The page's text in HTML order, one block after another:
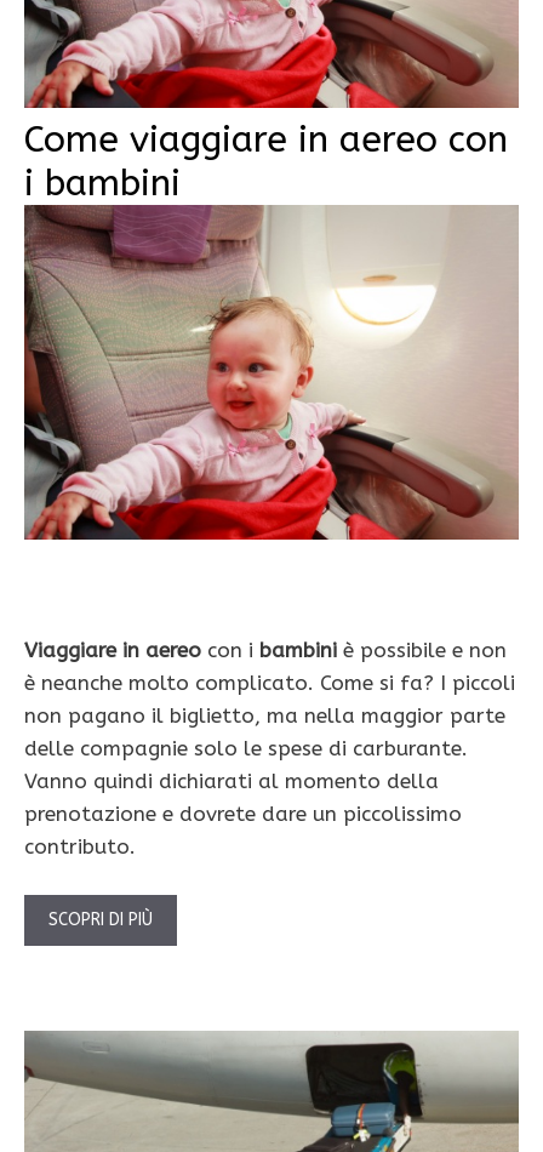
Come viaggiare in aereo con
i bambini
Viaggiare in aereo con i bambini è possibile e non
è neanche molto complicato. Come si fa? I piccoli
non pagano il biglietto, ma nella maggior parte
delle compagnie solo le spese di carburante.
Vanno quindi dichiarati al momento della
prenotazione e dovrete dare un piccolissimo
contributo.
SCOPRI DI PIÙ